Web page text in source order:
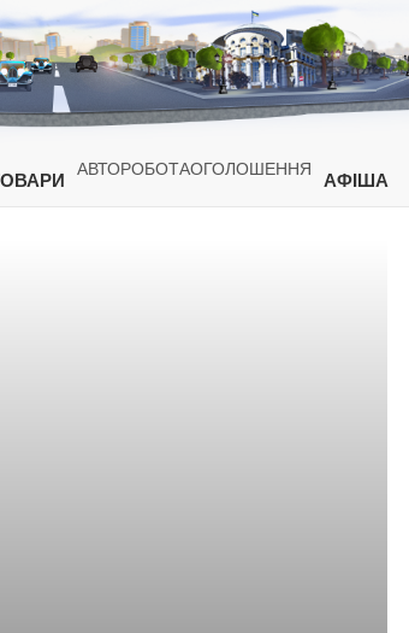
АВТОРОБОТАОГОЛОШЕННЯ
АФІША